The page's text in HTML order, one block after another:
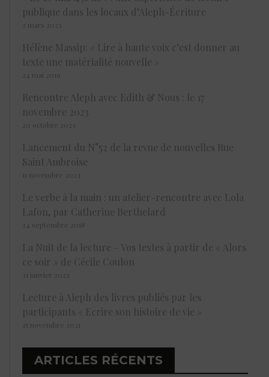
publique dans les locaux d’Aleph-Écriture
2 mars 2023
Hélène Massip: « Lire à haute voix c’est donner au
texte une matérialité nouvelle »
24 mai 2019
Rencontre Aleph avec Edith & Nous : le 17
novembre 2023
20 octobre 2023
Lancement du N°52 de la revue de nouvelles Rue
Saint Ambroise
11 novembre 2023
Le verbe à la main : un atelier-rencontre avec Lola
Lafon, par Catherine Berthelard
24 septembre 2018
La Nuit de la lecture – Vos textes à partir de « Alors
ce soir » de Cécile Coulon
31 janvier 2022
Lecture à Aleph des livres publiés par les
participants « Ecrire son histoire de vie »
25 novembre 2021
ARTICLES RÉCENTS